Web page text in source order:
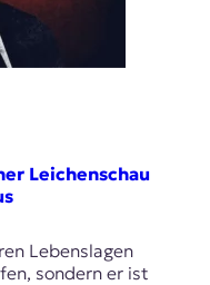
Leichenschau
Lebenslagen
sondern er ist